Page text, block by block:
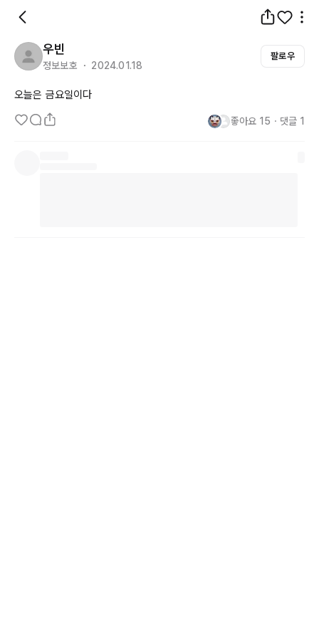
우빈
정보보호 ・ 2024.01.18
팔로우
오늘은 금요일이다
좋아요 15 ・ 댓글 1